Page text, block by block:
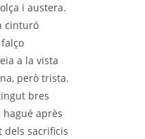
i austera.
cinturó
a la vista
però trista.
bres
après
dels sacrificis